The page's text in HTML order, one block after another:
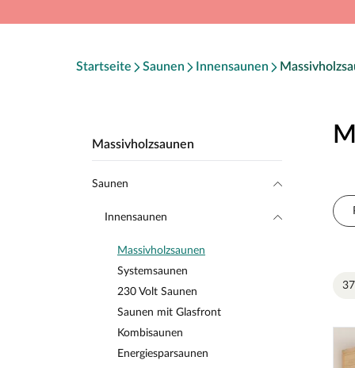
Startseite Saunen Innensaunen
Massivholzsaunen
Saunen
Innensaunen
Massivholzsaunen
Systemsaunen
230 Volt Saunen
Saunen mit Glasfront
Kombisaunen
Energiesparsaunen